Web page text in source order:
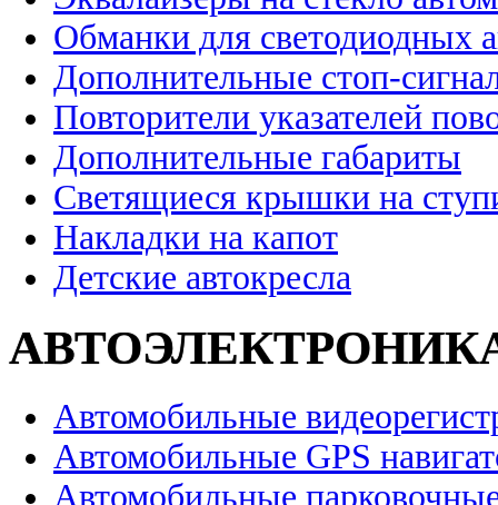
Обманки для светодиодных
Дополнительные стоп-
Повторители указателей
Дополнительные габариты
Светящиеся крышки на
Накладки на капот
Детские автокресла
Автомобильные
Автомобильные GPS
Автомобильные